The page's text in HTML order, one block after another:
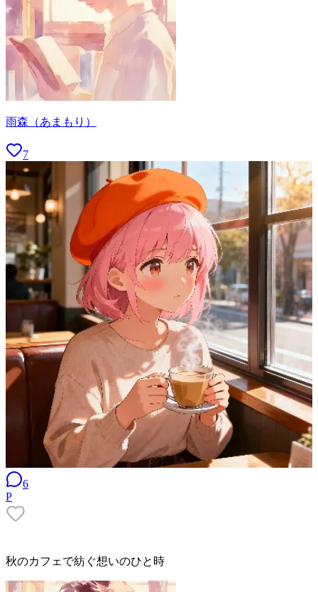
雨森（あまもり）
7
6
P
秋のカフェで紡ぐ想いのひと時